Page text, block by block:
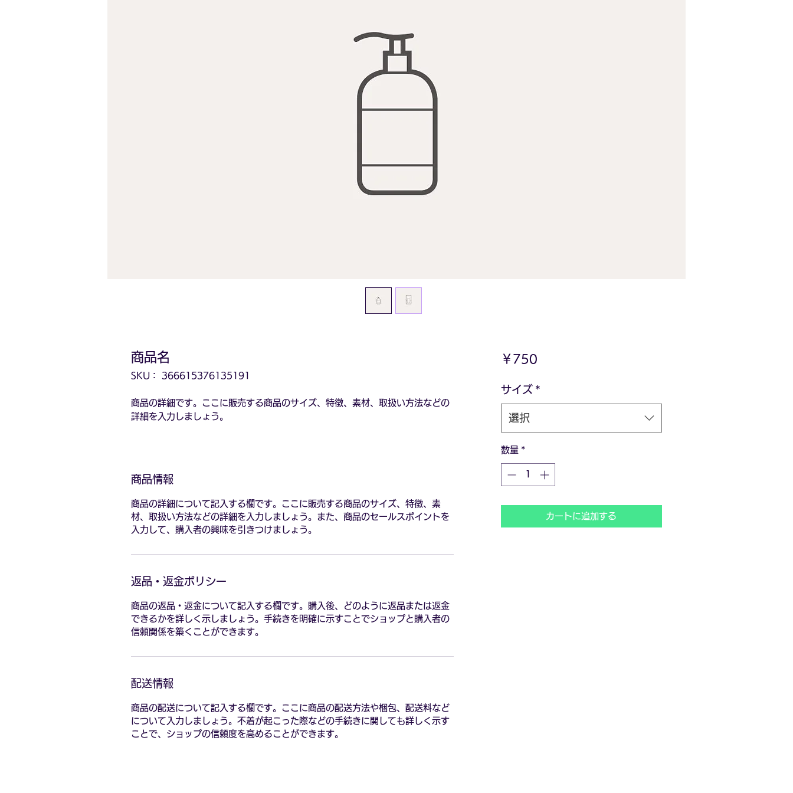
商品名
SKU： 366615376135191
商品の詳細です。ここに販売する商品のサイズ、特徴、素材、取扱い方法などの
詳細を入力しましょう。
商品情報
商品の詳細について記入する欄です。ここに販売する商品のサイズ、特徴、素
材、取扱い方法などの詳細を入力しましょう。また、商品のセールスポイントを
入力して、購入者の興味を引きつけましょう。
返品・返金ポリシー
商品の返品・返金について記入する欄です。購入後、どのように返品または返金
できるかを詳しく示しましょう。手続きを明確に示すことでショップと購入者の
信頼関係を築くことができます。
配送情報
商品の配送について記入する欄です。ここに商品の配送方法や梱包、配送料など
について入力しましょう。不着が起こった際などの手続きに関しても詳しく示す
ことで、ショップの信頼度を高めることができます。
￥750価
サイズ *
選択
数量 *
カートに追加する